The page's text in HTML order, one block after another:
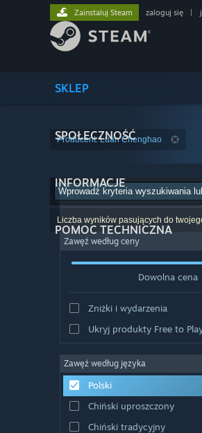
SKLEP
SPOŁECZNOŚĆ
INFORMACJE
POMOC TECHNICZNA
Zainstaluj Steam zaloguj się
Producent: Luan Chenghao
Liczba wyników pasujących do
Zawęź według ceny
Dowolna cena
Zniżki i wydarzenia
Ukryj produkty Free to
Zawęź według języka
Polski
Chiński uproszczony
Chiński tradycyjny